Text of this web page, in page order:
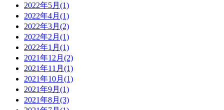
2022年5月(1)
2022年4月(1)
2022年3月(2)
2022年2月(1)
2022年1月(1)
2021年12月(2)
2021年11月(1)
2021年10月(1)
2021年9月(1)
2021年8月(3)